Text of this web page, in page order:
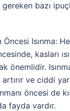
bazı
Öncesi Isınma:
kasları
önemlidir.
artırır ve ciddi
öncesi de
fayda vardır.